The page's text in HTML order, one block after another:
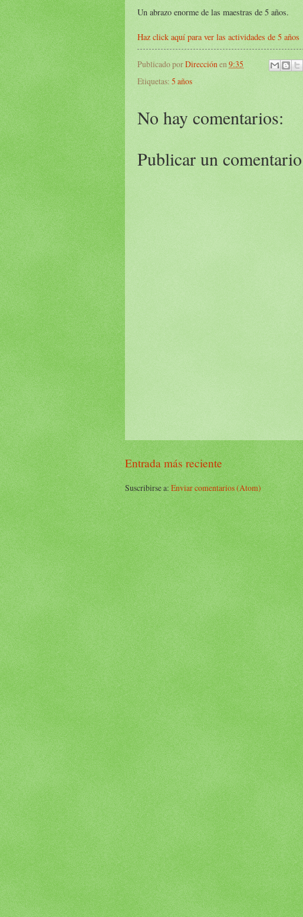
Un abrazo enorme de las maestras de 5 años.
Haz click aquí para ver las actividades de 5 años
Publicado porDirecciónen9:35
Etiquetas: 5 años
No hay comentarios:
Publicar un comentario
Entrada más reciente
Suscribirse a:Enviar comentarios (Atom)